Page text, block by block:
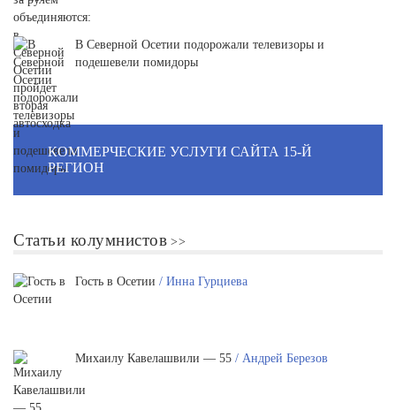
В Северной Осетии подорожали телевизоры и
подешевели помидоры
КОММЕРЧЕСКИЕ УСЛУГИ САЙТА 15-Й
РЕГИОН
Статьи колумнистов
Гость в Осетии / Инна Гурциева
Михаилу Кавелашвили — 55 / Андрей Березов